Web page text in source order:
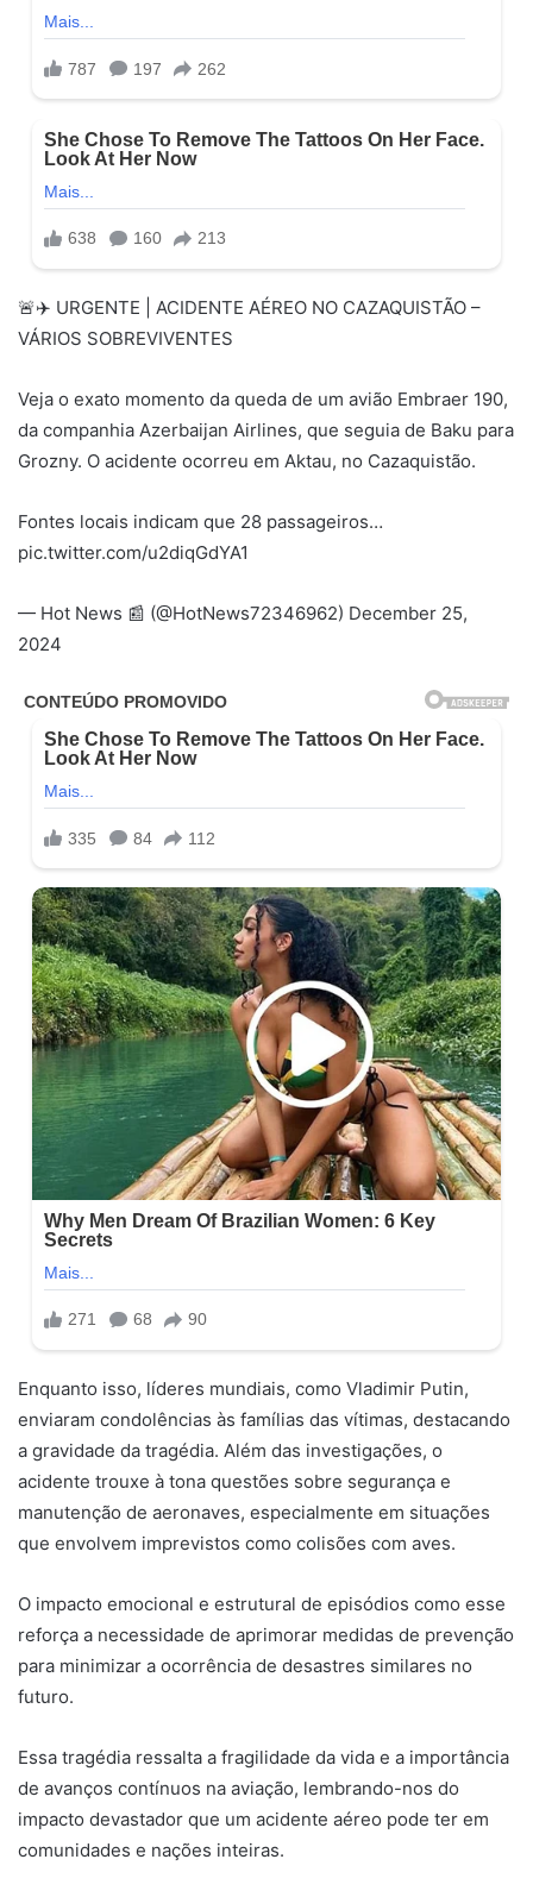
🚨✈️ URGENTE | ACIDENTE AÉREO NO CAZAQUISTÃO –
VÁRIOS SOBREVIVENTES
Veja o exato momento da queda de um avião Embraer 190,
da companhia Azerbaijan Airlines, que seguia de Baku para
Grozny. O acidente ocorreu em Aktau, no Cazaquistão.
Fontes locais indicam que 28 passageiros…
pic.twitter.com/u2diqGdYA1
— Hot News 📰 (@HotNews72346962) December 25,
2024
Enquanto isso, líderes mundiais, como Vladimir Putin,
enviaram condolências às famílias das vítimas, destacando
a gravidade da tragédia. Além das investigações, o
acidente trouxe à tona questões sobre segurança e
manutenção de aeronaves, especialmente em situações
que envolvem imprevistos como colisões com aves.
O impacto emocional e estrutural de episódios como esse
reforça a necessidade de aprimorar medidas de prevenção
para minimizar a ocorrência de desastres similares no
futuro.
Essa tragédia ressalta a fragilidade da vida e a importância
de avanços contínuos na aviação, lembrando-nos do
impacto devastador que um acidente aéreo pode ter em
comunidades e nações inteiras.